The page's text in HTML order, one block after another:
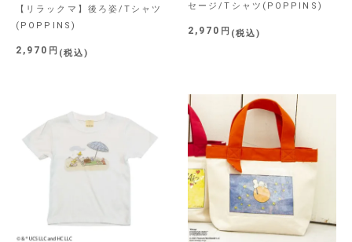
【リラックマ】後ろ姿/Tシャツ
(POPPINS)
2,970 税込
セージ/Tシャツ(POPPINS)
2,970 税込